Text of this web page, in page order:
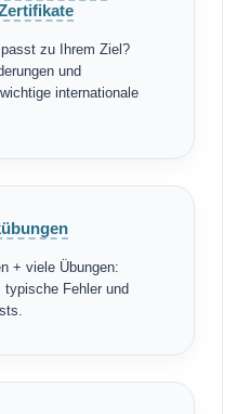
zu Ihrem Ziel?
und
internationale
+ viele Übungen:
Fehler und